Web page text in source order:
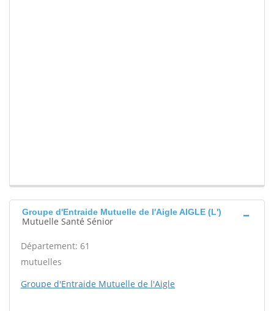
Groupe d'Entraide Mutuelle de l'Aigle AIGLE (L')
Mutuelle Santé Sénior
Département: 61
mutuelles
Groupe d'Entraide Mutuelle de l'Aigle